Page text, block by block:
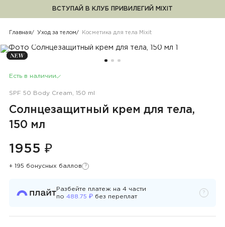
ВСТУПАЙ В КЛУБ ПРИВИЛЕГИЙ MIXIT
Главная Уход за телом Косметика для тела Mixit
SPF 50 Body Cream, 150 ml
Есть в наличии
Солнцезащитный крем для тела,
150 мл
1955 ₽
+ 195 бонусных баллов Узнать подробности
?
Разбейте платеж на4 части
по488.75₽ без переплат Узнать
?